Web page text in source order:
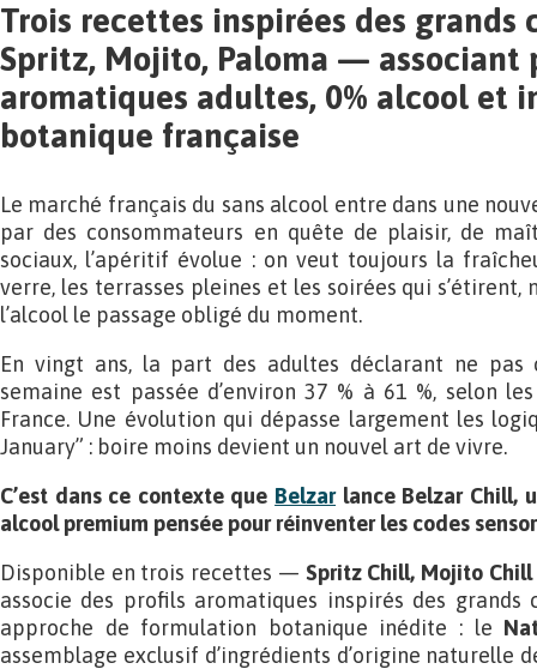
Trois recettes inspirées des
Spritz, Mojito, Paloma — associant
aromatiques adultes, 0% alcool et
botanique française
Le marché français du sans alcool entre dans une
par des consommateurs en quête de plaisir, de
sociaux, l’apéritif évolue : on veut toujours la
verre, les terrasses pleines et les soirées qui
l’alcool le passage obligé du moment.
En vingt ans, la part des adultes déclarant ne pas
semaine est passée d’environ 37 % à 61 %, selon
France. Une évolution qui dépasse largement les
January” : boire moins devient un nouvel art de vivre.
C’est dans ce contexte que Belzarlance Belzar Chill,
alcool premium pensée pour réinventer les codes
Disponible en trois recettes — Spritz Chill, Mojito
associe des profils aromatiques inspirés des grands
approche de formulation botanique inédite : le
assemblage exclusif d’ingrédients d’origine naturelle